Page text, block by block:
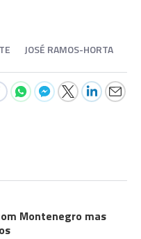
JOSÉ RAMOS-HORTA
Montenegro mas